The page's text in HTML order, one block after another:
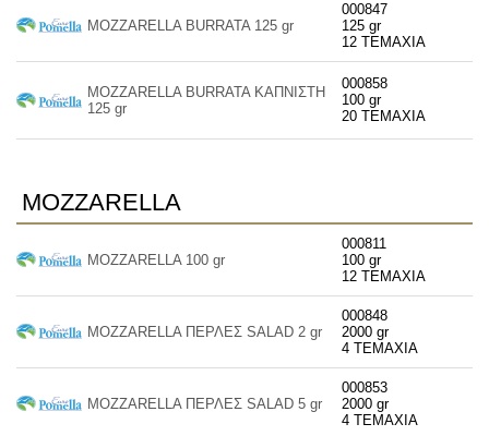
MOZZARELLA BURRATA 125 gr
000847
125 gr
12 ΤΕΜΑΧΙΑ
MOZZARELLA BURRATA ΚΑΠΝΙΣΤΗ
125 gr
000858
100 gr
20 ΤΕΜΑΧΙΑ
MOZZARELLA
MOZZARELLA 100 gr
000811
100 gr
12 ΤΕΜΑΧΙΑ
MOZZARELLA ΠΕΡΛΕΣ SALAD 2 gr
000848
2000 gr
4 ΤΕΜΑΧΙΑ
MOZZARELLA ΠΕΡΛΕΣ SALAD 5 gr
000853
2000 gr
4 ΤΕΜΑΧΙΑ